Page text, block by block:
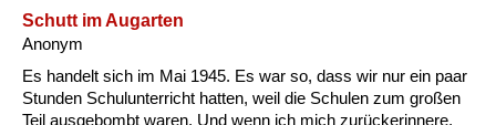
Schutt im Augarten
Anonym
Es handelt sich im Mai 1945. Es war so, dass wir nur ein paar
Stunden Schulunterricht hatten, weil die Schulen zum großen
Teil ausgebombt waren. Und wenn ich mich zurückerinnere,